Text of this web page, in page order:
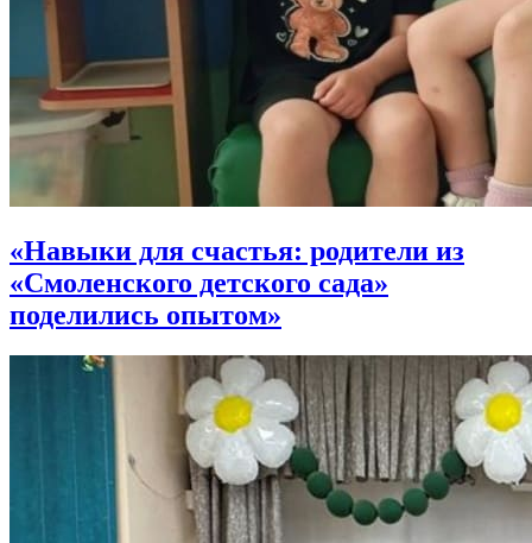
«Навыки для счастья: родители из
«Смоленского детского сада»
поделились опытом»